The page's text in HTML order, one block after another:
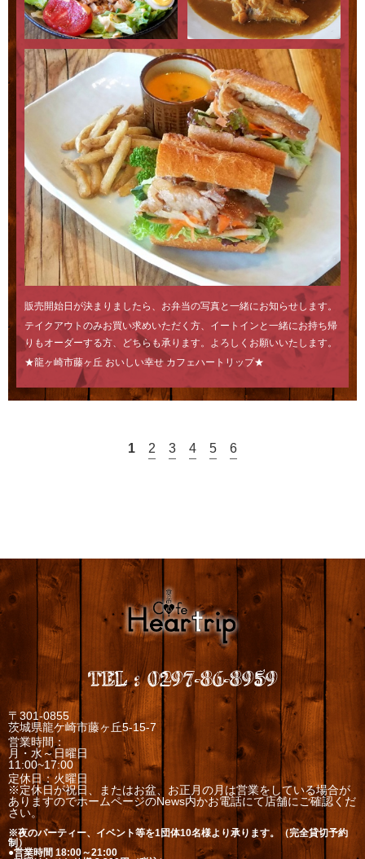
販売開始日が決まりましたら、お弁当の写真と一緒にお知らせします。
テイクアウトのみお買い求めいただく方、イートインと一緒にお持ち帰
りもオーダーする方、どちらも承ります。よろしくお願いいたします。
★龍ヶ崎市藤ヶ丘 おいしい幸せ カフェハートリップ★
1 2 3 4 5 6
TEL:0297-86-8959
〒301-0855
茨城県龍ケ崎市藤ヶ丘5-15-7
営業時間：
月・水～日曜日
11:00~17:00
定休日：火曜日
※定休日が祝日、またはお盆、お正月の月は営業をしている場合が
ありますのでホームページのNews内かお電話にて店舗にご確認くだ
さい。
※夜のパーティー、イベント等を1団体10名様より承ります。（完全貸切予約
制）
●営業時間 18:00～21:00